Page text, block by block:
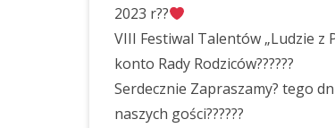
MAŁOLETNICH
PLAN POSTĘPOWAŃ O
UDZIELENIE ZAMÓWIENIA NA
2023 r??
VIII Festiwal Talentów „Ludzie z
konto Rady Rodziców?‍?‍??‍?‍?
Serdecznie Zapraszamy? tego
naszych gości?‍?‍??‍?‍?